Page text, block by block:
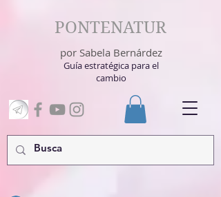
PONTENATUR
por Sabela Bernárdez
Guía estratégica para el
cambio